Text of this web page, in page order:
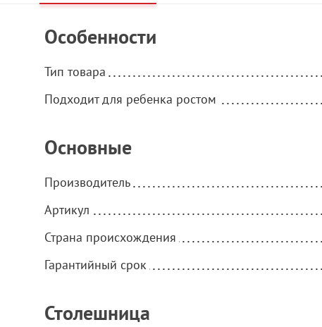
Особенности
Тип товара
Подходит для ребенка ростом
Основные
Производитель
Артикул
Страна происхождения
Гарантийный срок
Столешница